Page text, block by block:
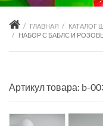
ГЛАВНАЯ
КАТАЛОГ
НАБОР С БАБЛС И
Артикул товара: b-